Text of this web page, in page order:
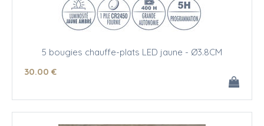
5 bougies chauffe-plats LED jaune - Ø3.8CM
30.00 €